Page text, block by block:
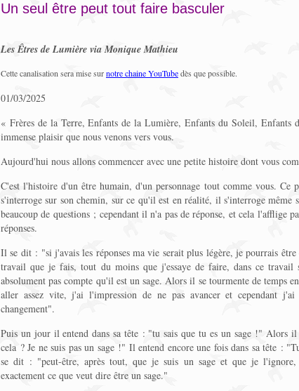
Un seul être peut tout faire basculer
Les Êtres de Lumière via Monique Mathieu
Cette canalisation sera mise surnotre chaine YouTubedès que possible.
01/03/2025
« Frères de la Terre, Enfants de la Lumière, Enfants du Soleil, Enfants
immense plaisir que nous venons vers vous.
Aujourd'hui nous allons commencer avec une petite histoire dont vous
C'est l'histoire d'un être humain, d'un personnage tout comme vous. Ce
s'interroge sur son chemin, sur ce qu'il est en réalité, il s'interroge même
beaucoup de questions ; cependant il n'a pas de réponse, et cela l'afflige
réponses.
Il se dit : "si j'avais les réponses ma vie serait plus légère, je pourrais
travail que je fais, tout du moins que j'essaye de faire, dans ce
absolument pas compte qu'il est un sage. Alors il se tourmente de temps
aller assez vite, j'ai l'impression de ne pas avancer et cependant
changement".
Puis un jour il entend dans sa tête : "tu sais que tu es un sage !" Alors
cela ? Je ne suis pas un sage !" Il entend encore une fois dans sa tête :
se dit : "peut-être, après tout, que je suis un sage et que je l'ignore,
exactement ce que veut dire être un sage."